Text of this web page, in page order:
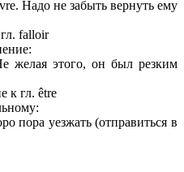
Надо не забыть вернуть ему
falloir
желая этого, он был резким
к гл. être
пора уезжать (отправиться в